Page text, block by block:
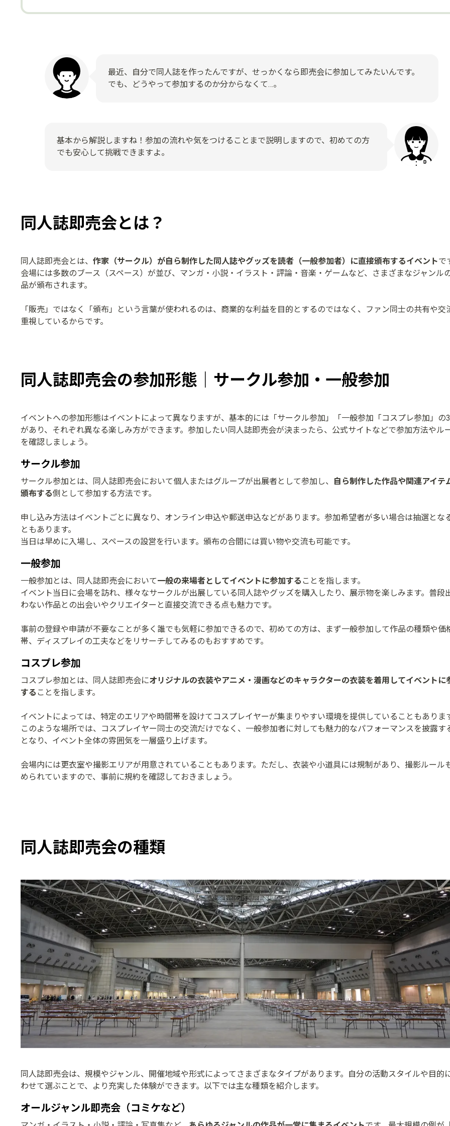
最近、自分で同人誌を作ったんですが、せっかくなら即売会に参加してみたいんです。
でも、どうやって参加するのか分からなくて…。
基本から解説しますね！参加の流れや気をつけることまで説明しますので、初めての方
でも安心して挑戦できますよ。
同人誌即売会とは？
同人誌即売会とは、 作家（サークル）が自ら制作した同人誌やグッズを読者（一般参加者）に直接頒布するイベントで
会場には多数のブース（スペース）が並び、マンガ・小説・イラスト・評論・音楽・ゲームなど、さまざまなジャンル
品が頒布されます。
「販売」ではなく「頒布」という言葉が使われるのは、商業的な利益を目的とするのではなく、ファン同士の共有や交
重視しているからです。
同人誌即売会の参加形態｜サークル参加・一般参加
イベントへの参加形態はイベントによって異なりますが、基本的には「サークル参加」「一般参加「コスプレ参加」の
があり、それぞれ異なる楽しみ方ができます。参加したい同人誌即売会が決まったら、公式サイトなどで参加方法やル
を確認しましょう。
サークル参加
サークル参加とは、同人誌即売会において個人またはグループが出展者として参加し、
自ら制作した作品や関連アイテ
頒布する側として参加する方法です。
申し込み方法はイベントごとに異なり、オンライン申込や郵送申込などがあります。参加希望者が多い場合は抽選とな
ともあります。
当日は早めに入場し、スペースの設営を行います。頒布の合間には買い物や交流も可能です。
一般参加
一般参加とは、同人誌即売会において一般の来場者としてイベントに参加する ことを指します。
イベント当日に会場を訪れ、様々なサークルが出展している同人誌やグッズを購入したり、展示物を楽しみます。普段
わない作品との出会いやクリエイターと直接交流できる点も魅力です。
事前の登録や申請が不要なことが多く誰でも気軽に参加できるので、初めての方は、まず一般参加して作品の種類や価
帯、ディスプレイの工夫などをリサーチしてみるのもおすすめです。
コスプレ参加
コスプレ参加とは、同人誌即売会にオリジナルの衣装やアニメ・漫画などのキャラクターの衣装を着用してイベントに
する ことを指します。
イベントによっては、特定のエリアや時間帯を設けてコスプレイヤーが集まりやすい環境を提供していることもあります
このような場所では、コスプレイヤー同士の交流だけでなく、一般参加者に対しても魅力的なパフォーマンスを披露す
となり、イベント全体の雰囲気を一層盛り上げます。
会場内には更衣室や撮影エリアが用意されていることもあります。ただし、衣装や小道具には規制があり、撮影ルール
められていますので、事前に規約を確認しておきましょう。
同人誌即売会の種類
同人誌即売会は、規模やジャンル、開催地域や形式によってさまざまなタイプがあります。自分の活動スタイルや目的
わせて選ぶことで、より充実した体験ができます。以下では主な種類を紹介します。
オールジャンル即売会（コミケなど）